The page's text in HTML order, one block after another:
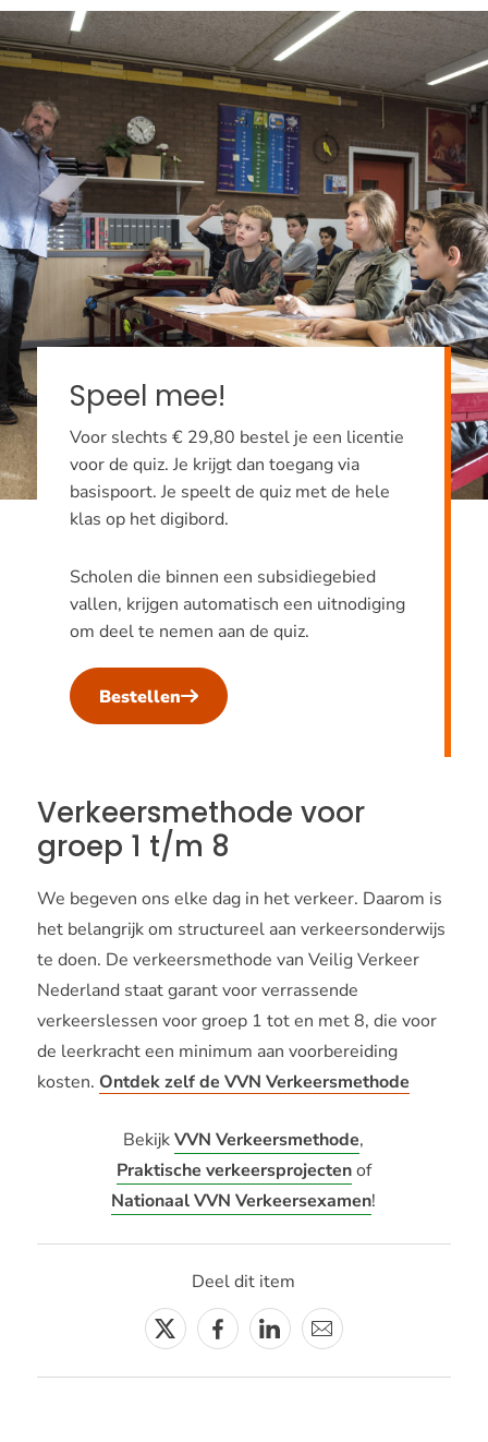
Speel mee!
Voor slechts € 29,80 bestel je een licentie
voor de quiz. Je krijgt dan toegang via
basispoort. Je speelt de quiz met de hele
klas op het digibord.
Scholen die binnen een subsidiegebied
vallen, krijgen automatisch een uitnodiging
om deel te nemen aan de quiz.
Bestellen
Verkeersmethode voor
groep 1 t/m 8
We begeven ons elke dag in het verkeer. Daarom is
het belangrijk om structureel aan verkeersonderwijs
te doen. De verkeersmethode van Veilig Verkeer
Nederland staat garant voor verrassende
verkeerslessen voor groep 1 tot en met 8, die voor
de leerkracht een minimum aan voorbereiding
kosten. Ontdek zelf de VVN Verkeersmethode
BekijkVVN Verkeersmethode,
Praktische verkeersprojectenof
Nationaal VVN Verkeersexamen!
Deel dit item
TwitterFacebookLinkedin
E-